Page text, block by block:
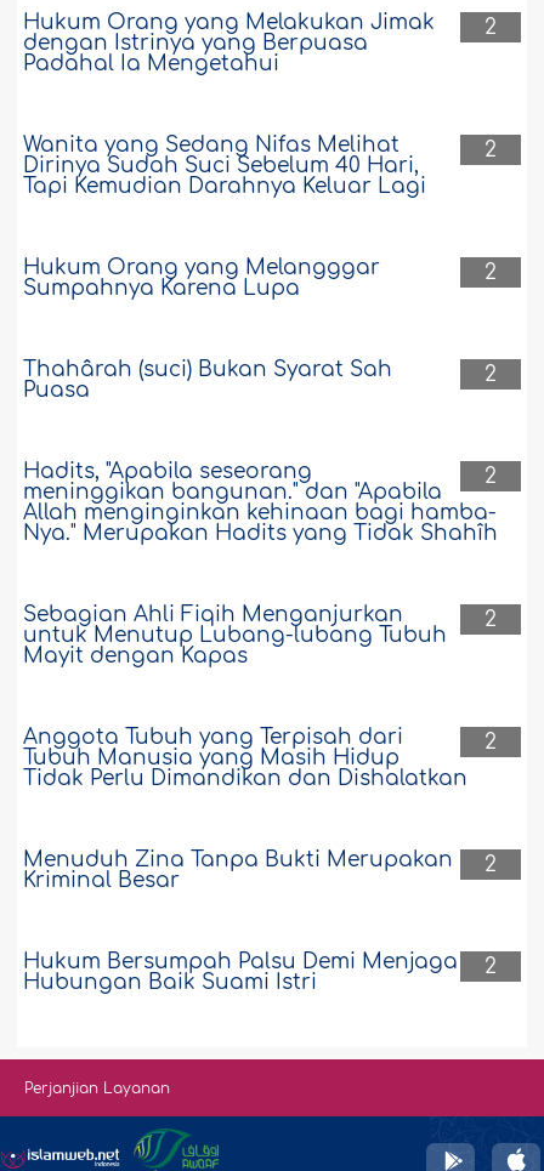
2
Hukum Orang yang Melakukan Jimak
dengan Istrinya yang Berpuasa
Padahal Ia Mengetahui
2
Wanita yang Sedang Nifas Melihat
Dirinya Sudah Suci Sebelum 40 Hari,
Tapi Kemudian Darahnya Keluar Lagi
2
Hukum Orang yang Melangggar
Sumpahnya Karena Lupa
2
Thahârah (suci) Bukan Syarat Sah
Puasa
2
Hadits, "Apabila seseorang
meninggikan bangunan." dan "Apabila
Allah menginginkan kehinaan bagi hamba-
Nya." Merupakan Hadits yang Tidak Shahîh
2
Sebagian Ahli Fiqih Menganjurkan
untuk Menutup Lubang-lubang Tubuh
Mayit dengan Kapas
2
Anggota Tubuh yang Terpisah dari
Tubuh Manusia yang Masih Hidup
Tidak Perlu Dimandikan dan Dishalatkan
2
Menuduh Zina Tanpa Bukti Merupakan
Kriminal Besar
2
Hukum Bersumpah Palsu Demi Menjaga
Hubungan Baik Suami Istri
Perjanjian Layanan